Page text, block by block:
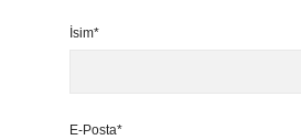
İsim*
E-Posta*